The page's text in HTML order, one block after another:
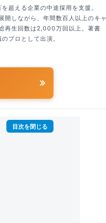
超える企業の中途採用を支援。
開しながら、年間数百人以上のキャ
再生回数は2,000万回以上。著書
プロとして出演。